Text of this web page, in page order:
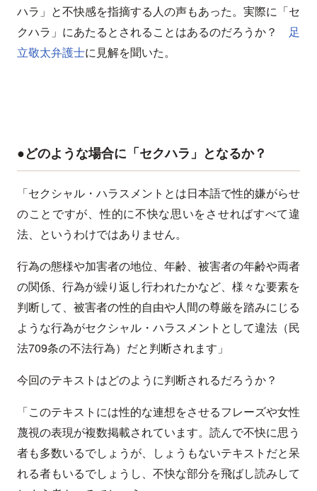
ハラ」と不快感を指摘する人の声もあった。実際に「セ
クハラ」にあたるとされることはあるのだろうか？ 足
立敬太弁護士に見解を聞いた。
●どのような場合に「セクハラ」となるか？
「セクシャル・ハラスメントとは日本語で性的嫌がらせ
のことですが、性的に不快な思いをさせればすべて違
法、というわけではありません。
行為の態様や加害者の地位、年齢、被害者の年齢や両者
の関係、行為が繰り返し行われたかなど、様々な要素を
判断して、被害者の性的自由や人間の尊厳を踏みにじる
ような行為がセクシャル・ハラスメントとして違法（民
法709条の不法行為）だと判断されます」
今回のテキストはどのように判断されるだろうか？
「このテキストには性的な連想をさせるフレーズや女性
蔑視の表現が複数掲載されています。読んで不快に思う
者も多数いるでしょうが、しょうもないテキストだと呆
れる者もいるでしょうし、不快な部分を飛ばし読みして